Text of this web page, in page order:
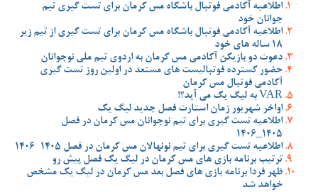
اطلاعیه آکادمی فوتبال باشگاه مس کرمان برای تست گیری تیم
جوانان خود
اطلاعیه آکادمی فوتبال باشگاه مس کرمان برای تست گیری از تیم زیر
18 ساله های خود
دعوت دو بازیکن آکادمی مس کرمان به اردوی تیم ملی نوجوانان
حضور گسترده فوتبالیست های مستعد در اولین روز تست گیری
آکادمی فوتبال مس کرمان
VAR به لیگ یک می آید؟!
اواخر شهریور زمان استارت فصل جدید لیگ یک
اطلاعیه تست گیری برای تیم نوجوانان مس کرمان در فصل
1405_1406
اطلاعیه تست گیری برای تیم نونهالان مس کرمان در فصل 1405-1406
ترتیب برنامه بازی های مس کرمان در لیگ یک فصل پیش رو
ظهر فردا برنامه بازی های فصل بعد مس کرمان در لیگ یک مشخص
خواهد شد